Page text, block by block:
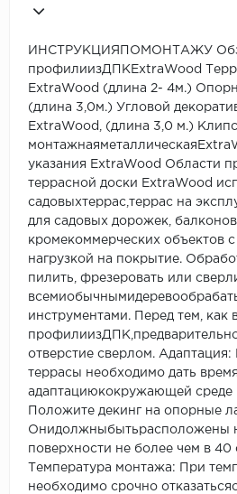
ИНСТРУКЦИЯПОМОНТАЖУ
профилиизДПКExtraWood
ExtraWood (длина 2- 4м.)
(длина 3,0м.) Угловой
ExtraWood, (длина 3,0 м.)
указания ExtraWood Области
террасной доски ExtraWood
садовыхтеррас,террас на
для садовых дорожек,
кромекоммерческих объектов
нагрузкой на покрытие.
пилить, фрезеровать или
инструментами. Перед тем, как
отверстие сверлом.
террасы необходимо дать
адаптациюкокружающей среде
Положите декинг на опорные
Онидолжныбытьрасположены
поверхности не более чем в 40
Температура монтажа: При
необходимо срочно